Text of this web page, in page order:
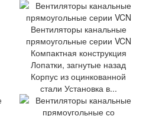
Вентиляторы канальные
прямоугольные серии VCN
Компактная конструкция
Лопатки, загнутые назад
Корпус из оцинкованной
стали Установка в...